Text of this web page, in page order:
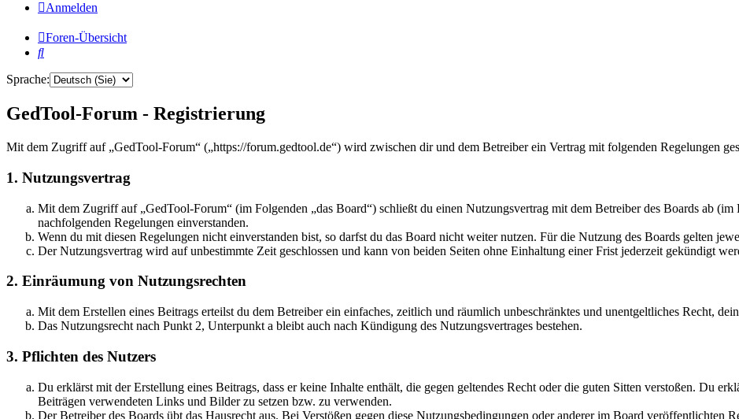
Anmelden
Foren-Übersicht
Suche
Sprache:
GedTool-Forum - Registrierung
Mit dem Zugriff auf „GedTool-Forum“ („https://forum.gedtool.de“) wird zwischen dir und dem Betreiber ein Vertrag mit folgenden Regelungen
1. Nutzungsvertrag
Mit dem Zugriff auf „GedTool-Forum“ (im Folgenden „das Board“) schließt du einen Nutzungsvertrag mit dem Betreiber des Boards ab
nachfolgenden Regelungen einverstanden.
Wenn du mit diesen Regelungen nicht einverstanden bist, so darfst du das Board nicht weiter nutzen. Für die Nutzung des Boards gelten
Der Nutzungsvertrag wird auf unbestimmte Zeit geschlossen und kann von beiden Seiten ohne Einhaltung einer Frist jederzeit gekündigt
2. Einräumung von Nutzungsrechten
Mit dem Erstellen eines Beitrags erteilst du dem Betreiber ein einfaches, zeitlich und räumlich unbeschränktes und unentgeltliches Recht,
Das Nutzungsrecht nach Punkt 2, Unterpunkt a bleibt auch nach Kündigung des Nutzungsvertrages bestehen.
3. Pflichten des Nutzers
Du erklärst mit der Erstellung eines Beitrags, dass er keine Inhalte enthält, die gegen geltendes Recht oder die guten Sitten verstoßen. Du
Beiträgen verwendeten Links und Bilder zu setzen bzw. zu verwenden.
Der Betreiber des Boards übt das Hausrecht aus. Bei Verstößen gegen diese Nutzungsbedingungen oder anderer im Board veröffentlichten